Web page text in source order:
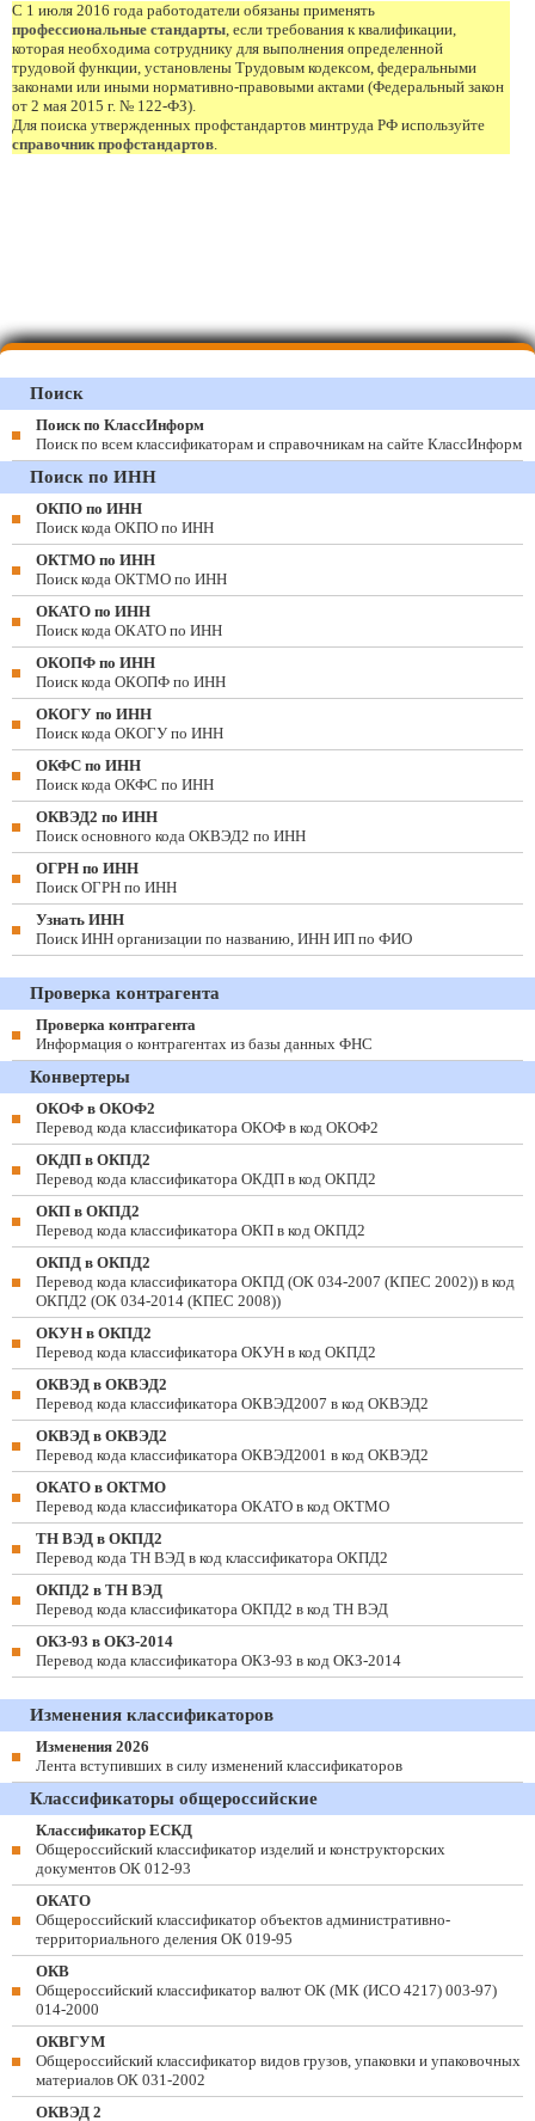
С 1 июля 2016 года работодатели обязаны применять
профессиональные стандарты, если требования к квалификации,
которая необходима сотруднику для выполнения определенной
трудовой функции, установлены Трудовым кодексом, федеральными
законами или иными нормативно-правовыми актами (Федеральный закон
от 2 мая 2015 г. № 122-ФЗ).
Для поиска утвержденных профстандартов минтруда РФ используйте
справочник профстандартов.
Поиск
Поиск по КлассИнформ
Поиск по всем классификаторам и справочникам на сайте КлассИнформ
Поиск по ИНН
ОКПО по ИНН
Поиск кода ОКПО по ИНН
ОКТМО по ИНН
Поиск кода ОКТМО по ИНН
ОКАТО по ИНН
Поиск кода ОКАТО по ИНН
ОКОПФ по ИНН
Поиск кода ОКОПФ по ИНН
ОКОГУ по ИНН
Поиск кода ОКОГУ по ИНН
ОКФС по ИНН
Поиск кода ОКФС по ИНН
ОКВЭД2 по ИНН
Поиск основного кода ОКВЭД2 по ИНН
ОГРН по ИНН
Поиск ОГРН по ИНН
Узнать ИНН
Поиск ИНН организации по названию, ИНН ИП по ФИО
Проверка контрагента
Проверка контрагента
Информация о контрагентах из базы данных ФНС
Конвертеры
ОКОФ в ОКОФ2
Перевод кода классификатора ОКОФ в код ОКОФ2
ОКДП в ОКПД2
Перевод кода классификатора ОКДП в код ОКПД2
ОКП в ОКПД2
Перевод кода классификатора ОКП в код ОКПД2
ОКПД в ОКПД2
Перевод кода классификатора ОКПД (ОК 034-2007 (КПЕС 2002)) в код
ОКПД2 (ОК 034-2014 (КПЕС 2008))
ОКУН в ОКПД2
Перевод кода классификатора ОКУН в код ОКПД2
ОКВЭД в ОКВЭД2
Перевод кода классификатора ОКВЭД2007 в код ОКВЭД2
ОКВЭД в ОКВЭД2
Перевод кода классификатора ОКВЭД2001 в код ОКВЭД2
ОКАТО в ОКТМО
Перевод кода классификатора ОКАТО в код ОКТМО
ТН ВЭД в ОКПД2
Перевод кода ТН ВЭД в код классификатора ОКПД2
ОКПД2 в ТН ВЭД
Перевод кода классификатора ОКПД2 в код ТН ВЭД
ОКЗ-93 в ОКЗ-2014
Перевод кода классификатора ОКЗ-93 в код ОКЗ-2014
Изменения классификаторов
Изменения 2026
Лента вступивших в силу изменений классификаторов
Классификаторы общероссийские
Классификатор ЕСКД
Общероссийский классификатор изделий и конструкторских
документов ОК 012-93
ОКАТО
Общероссийский классификатор объектов административно-
территориального деления ОК 019-95
ОКВ
Общероссийский классификатор валют ОК (МК (ИСО 4217) 003-97)
014-2000
ОКВГУМ
Общероссийский классификатор видов грузов, упаковки и упаковочных
материалов ОК 031-2002
ОКВЭД 2